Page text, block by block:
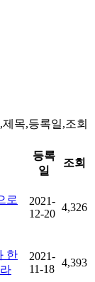
목,등록일,조회
등록
일
조회
로
2021-
12-20
4,326
한
2021-
11-18
4,393